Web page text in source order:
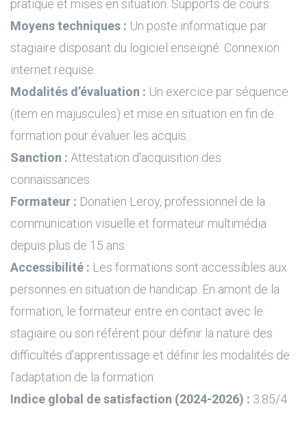
pratique et mises en situation. Supports de cours.
Moyens techniques : Un poste informatique par
stagiaire disposant du logiciel enseigné. Connexion
internet requise.
Modalités d’évaluation : Un exercice par séquence
(item en majuscules) et mise en situation en fin de
formation pour évaluer les acquis.
Sanction : Attestation d'acquisition des
connaissances.
Formateur : Donatien Leroy, professionnel de la
communication visuelle et formateur multimédia
depuis plus de 15 ans.
Accessibilité : Les formations sont accessibles aux
personnes en situation de handicap. En amont de la
formation, le formateur entre en contact avec le
stagiaire ou son référent pour définir la nature des
difficultés d’apprentissage et définir les modalités de
l’adaptation de la formation.
Indice global de satisfaction (2024-2026) : 3.85/4